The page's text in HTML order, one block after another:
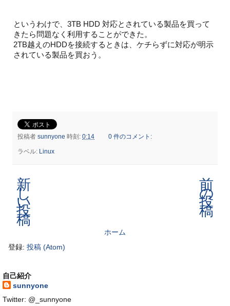
というわけで、3TB HDD 対応とされている製品を買って
きたら問題なく利用することができた。
2TB越えのHDDを接続するときは、ケチらずに対応が明示
されている製品を買おう。
投稿者 sunnyone 時刻: 0:14 0 件のコメント:
ラベル: Linux
新
し
い
投
稿
前
の
投
稿
ホーム
登録: 投稿 (Atom)
自己紹介
sunnyone
Twitter: @_sunnyone